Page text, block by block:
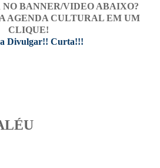
BANNER/VIDEO ABAIXO?
AGENDA CULTURAL EM UM
CLIQUE!
Divulgar!! Curta!!!